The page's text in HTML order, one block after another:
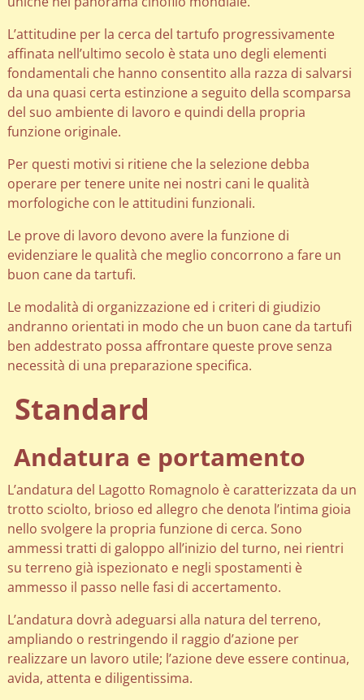
L’attitudine per la cerca del tartufo progressivamente
affinata nell’ultimo secolo è stata uno degli elementi
fondamentali che hanno consentito alla razza di salvarsi
da una quasi certa estinzione a seguito della scomparsa
del suo ambiente di lavoro e quindi della propria
funzione originale.
Per questi motivi si ritiene che la selezione debba
operare per tenere unite nei nostri cani le qualità
morfologiche con le attitudini funzionali.
Le prove di lavoro devono avere la funzione di
evidenziare le qualità che meglio concorrono a fare un
buon cane da tartufi.
Le modalità di organizzazione ed i criteri di giudizio
andranno orientati in modo che un buon cane da tartufi
ben addestrato possa affrontare queste prove senza
necessità di una preparazione specifica.
Standard
Andatura e portamento
L’andatura del Lagotto Romagnolo è caratterizzata da un
trotto sciolto, brioso ed allegro che denota l’intima gioia
nello svolgere la propria funzione di cerca. Sono
ammessi tratti di galoppo all’inizio del turno, nei rientri
su terreno già ispezionato e negli spostamenti è
ammesso il passo nelle fasi di accertamento.
L’andatura dovrà adeguarsi alla natura del terreno,
ampliando o restringendo il raggio d’azione per
realizzare un lavoro utile; l’azione deve essere continua,
avida, attenta e diligentissima.